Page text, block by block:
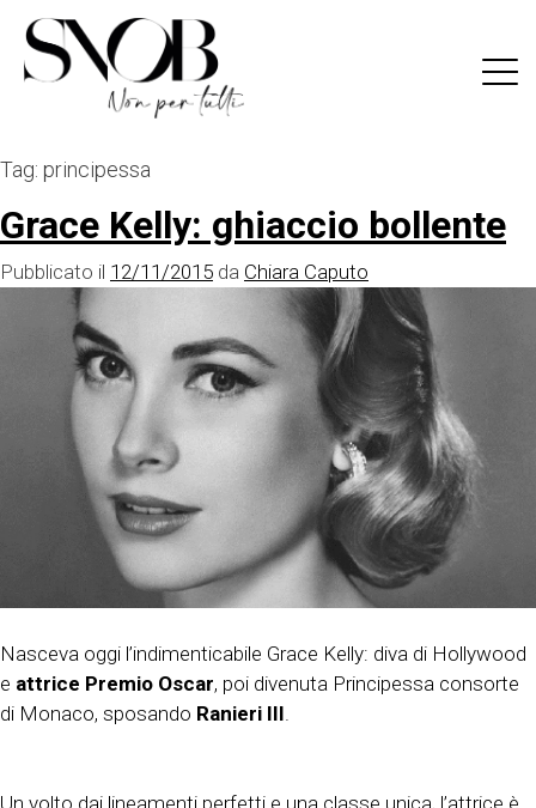
content
Tag: principessa
Grace Kelly: ghiaccio bollente
Pubblicato il 12/11/2015 da Chiara Caputo
Nasceva oggi l’indimenticabile Grace Kelly: diva di Hollywood
e attrice Premio Oscar, poi divenuta Principessa consorte
di Monaco, sposando Ranieri III